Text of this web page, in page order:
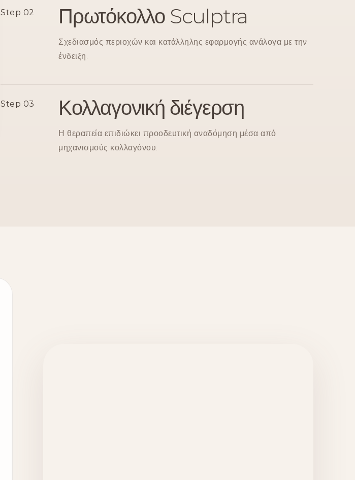
Step 02 Πρωτόκολλο Sculptra
Σχεδιασμός περιοχών και κατάλληλης εφαρμογής ανάλογα με την
ένδειξη.
Step 03 Κολλαγονική διέγερση
Η θεραπεία επιδιώκει προοδευτική αναδόμηση μέσα από
μηχανισμούς κολλαγόνου.